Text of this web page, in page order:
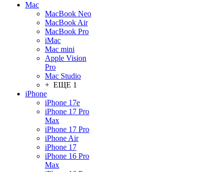
Mac
MacBook Neo
MacBook Air
MacBook Pro
iMac
Mac mini
Apple Vision
Pro
Mac Studio
+ ЕЩЕ 1
iPhone
iPhone 17e
iPhone 17 Pro
Max
iPhone 17 Pro
iPhone Air
iPhone 17
iPhone 16 Pro
Max